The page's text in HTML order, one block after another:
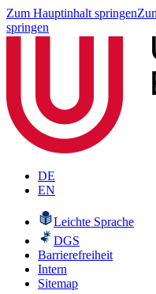
Zum Hauptinhalt springen
springen
DE
EN
Leichte Sprache
DGS
Barrierefreiheit
Intern
Sitemap